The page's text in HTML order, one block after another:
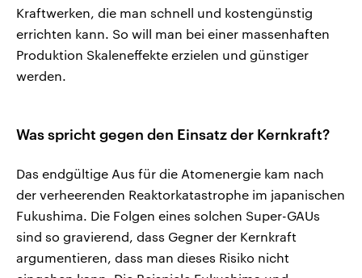
Kraftwerken, die man schnell und kostengünstig
errichten kann. So will man bei einer massenhaften
Produktion Skaleneffekte erzielen und günstiger
werden.
Was spricht gegen den Einsatz der Kernkraft?
Das endgültige Aus für die Atomenergie kam nach
der verheerenden Reaktorkatastrophe im japanischen
Fukushima. Die Folgen eines solchen Super-GAUs
sind so gravierend, dass Gegner der Kernkraft
argumentieren, dass man dieses Risiko nicht